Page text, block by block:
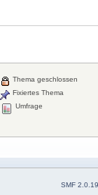
Thema geschlossen
Fixiertes Thema
Umfrage
SMF 2.0.19